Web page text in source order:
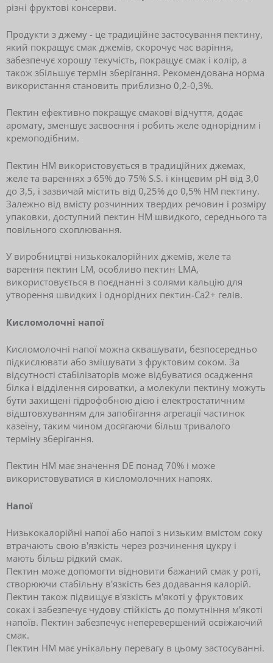
різні фруктові консерви.
Продукти з джему - це традиційне застосування пектину,
який покращує смак джемів, скорочує час варіння,
забезпечує хорошу текучість, покращує смак і колір, а
також збільшує термін зберігання. Рекомендована норма
використання становить приблизно 0,2-0,3%.
Пектин ефективно покращує смакові відчуття, додає
аромату, зменшує засвоєння і робить желе однорідним і
кремоподібним.
Пектин HM використовується в традиційних джемах,
желе та вареннях з 65% до 75% S.S. і кінцевим рН від 3,0
до 3,5, і зазвичай містить від 0,25% до 0,5% HM пектину.
Залежно від вмісту розчинних твердих речовин і розміру
упаковки, доступний пектин HM швидкого, середнього та
повільного схоплювання.
У виробництві низькокалорійних джемів, желе та
варення пектин LM, особливо пектин LMA,
використовується в поєднанні з солями кальцію для
утворення швидких і однорідних пектин-Ca2+ гелів.
Кисломолочні напої
Кисломолочні напої можна сквашувати, безпосередньо
підкислювати або змішувати з фруктовим соком. За
відсутності стабілізаторів може відбуватися осадження
білка і відділення сироватки, а молекули пектину можуть
бути захищені гідрофобною дією і електростатичним
відштовхуванням для запобігання агрегації частинок
казеїну, таким чином досягаючи більш тривалого
терміну зберігання.
Пектин HM має значення DE понад 70% і може
використовуватися в кисломолочних напоях.
Напої
Низькокалорійні напої або напої з низьким вмістом соку
втрачають свою в'язкість через розчинення цукру і
мають більш рідкий смак.
Пектин може допомогти відновити бажаний смак у роті,
створюючи стабільну в'язкість без додавання калорій.
Пектин також підвищує в'язкість м'якоті у фруктових
соках і забезпечує чудову стійкість до помутніння м'якоті
напоїв. Пектин забезпечує неперевершений освіжаючий
смак.
Пектин HM має унікальну перевагу в цьому застосуванні.